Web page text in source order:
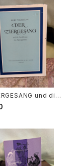
und die
der Appoggiat
：Kurt Wichmann】出